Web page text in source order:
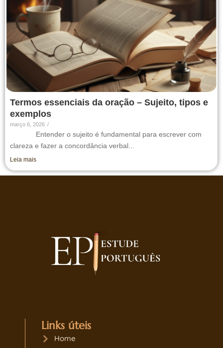
Termos essenciais da oração – Sujeito, tipos e
exemplos
março 6, 2026 /
Entender o sujeito é fundamental para escrever com
clareza e fazer a concordância verbal...
Leia mais
Links úteis
Home